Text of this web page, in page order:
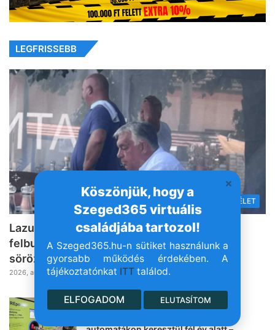
Köszönjük, hogy a
Szeged365 virtuális
családjába tartozol!
A Szeged365.hu-n sütiket használunk a
gyorsabb működés érdekében. A
tájékoztatónkat ITT találod.
ELFOGADOM ELUTASÍTOM
LEGFRISSEBB
KÖZÉLET
Lazul a volt miniszterelnök: Orbán Viktor
felbukkant a szerbiai trombitafesztiválon,
sörözött és csevapot kóstolt
2026, augusztus 7. 19:39
Több mint 109 millió forintot